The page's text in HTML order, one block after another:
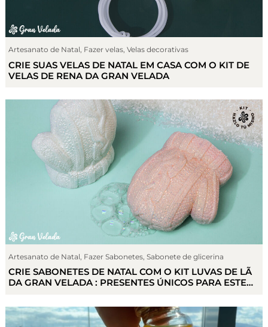
Artesanato de Natal, Fazer velas, Velas decorativas
CRIE SUAS VELAS DE NATAL EM CASA COM O KIT DE
VELAS DE RENA DA GRAN VELADA
Artesanato de Natal Fazer Sabonetes Sabonete de glicerina
CRIE SABONETES DE NATAL COM O KIT LUVAS DE LÃ
DA GRAN VELADA : PRESENTES ÚNICOS PARA ESTE